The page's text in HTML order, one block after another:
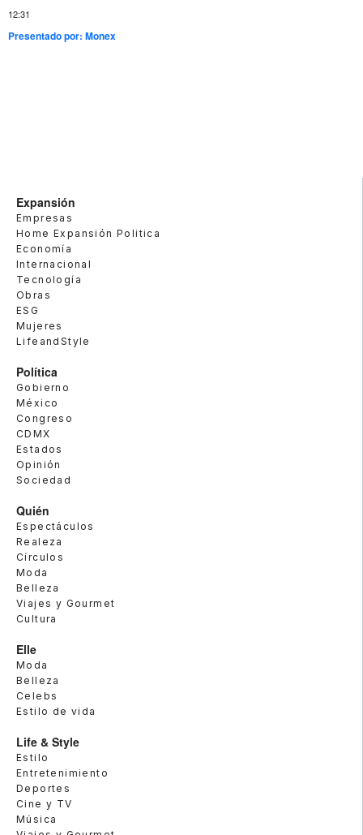
12:31
Presentado por:Monex
Expansión
Empresas
Home Expansión Politica
Economía
Internacional
Tecnología
Obras
ESG
Mujeres
LifeandStyle
Política
Gobierno
México
Congreso
CDMX
Estados
Opinión
Sociedad
Quién
Espectáculos
Realeza
Círculos
Moda
Belleza
Viajes y Gourmet
Cultura
Elle
Moda
Belleza
Celebs
Estilo de vida
Life & Style
Estilo
Entretenimiento
Deportes
Cine y TV
Música